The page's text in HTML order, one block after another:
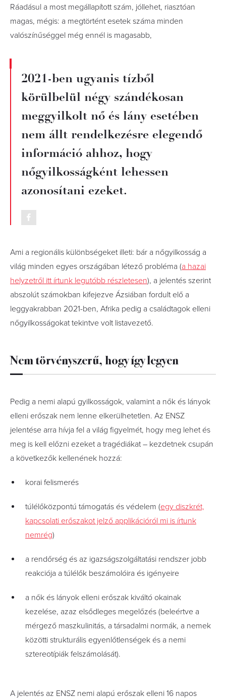
Ráadásul a most megállapított szám, jóllehet, riasztóan
magas, mégis: a megtörtént esetek száma minden
valószínűséggel még ennél is magasabb,
2021-ben ugyanis tízből
körülbelül négy szándékosan
meggyilkolt nő és lány esetében
nem állt rendelkezésre elegendő
információ ahhoz, hogy
nőgyilkosságként lehessen
azonosítani ezeket.
Ami a regionális különbségeket illeti: bár a nőgyilkosság a
világ minden egyes országában létező probléma (a hazai
helyzetről itt írtunk legutóbb részletesen), a jelentés szerint
abszolút számokban kifejezve Ázsiában fordult elő a
leggyakrabban 2021-ben, Afrika pedig a családtagok elleni
nőgyilkosságokat tekintve volt listavezető.
Nem törvényszerű, hogy így legyen
Pedig a nemi alapú gyilkosságok, valamint a nők és lányok
elleni erőszak nem lenne elkerülhetetlen. Az ENSZ
jelentése arra hívja fel a világ figyelmét, hogy meg lehet és
meg is kell előzni ezeket a tragédiákat – kezdetnek csupán
a következők kellenének hozzá:
korai felismerés
túlélőközpontú támogatás és védelem (egy diszkrét,
kapcsolati erőszakot jelző applikációról mi is írtunk
nemrég)
a rendőrség és az igazságszolgáltatási rendszer jobb
reakciója a túlélők beszámolóira és igényeire
a nők és lányok elleni erőszak kiváltó okainak
kezelése, azaz elsődleges megelőzés (beleértve a
mérgező maszkulinitás, a társadalmi normák, a nemek
közötti strukturális egyenlőtlenségek és a nemi
sztereotípiák felszámolását).
A jelentés az ENSZ nemi alapú erőszak elleni 16 napos